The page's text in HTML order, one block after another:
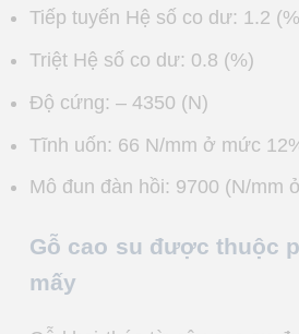
Tiếp tuyến Hệ số co dư: 1.2
Triệt Hệ số co dư: 0.8 (%)
Độ cứng: – 4350 (N)
Tĩnh uốn: 66 N/mm ở mức
Mô đun đàn hồi: 9700 (N/mm
Gỗ cao su được thuộc
mấy